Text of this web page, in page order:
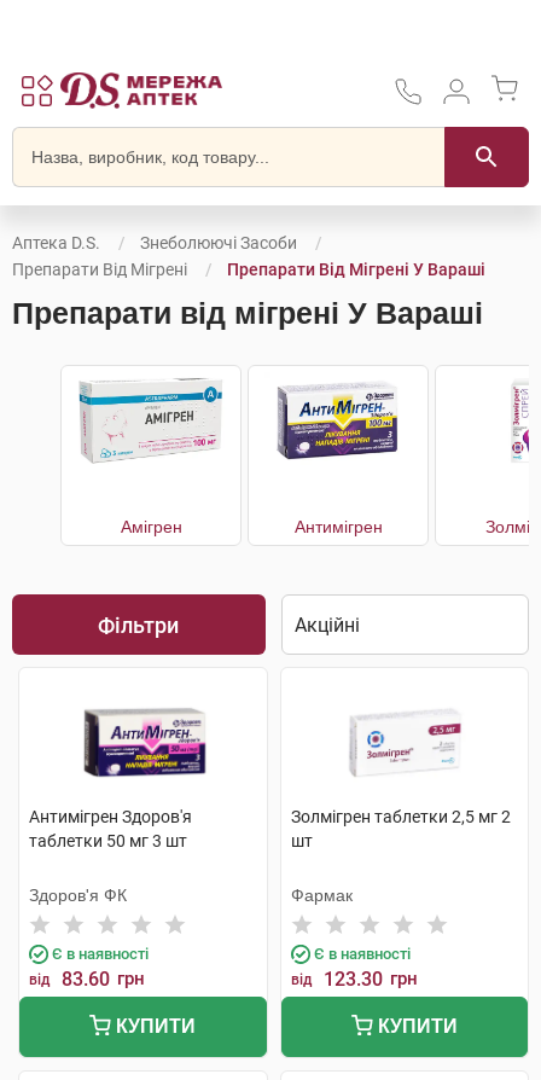
Аптека D.S.
Знеболюючі Засоби
Препарати Від Мігрені
Препарати Від Мігрені У Вараші
Препарати від мігрені У Вараші
Амігрен Антимігрен
Фільтри
Антимігрен Здоров'я
таблетки 50 мг 3 шт
Здоров'я ФК
Є в наявності
від 83.60 грн
КУПИТИ
Золмігрен таблетки 2,5 мг 2
шт
Фармак
Є в наявності
від 123.30 грн
КУПИТИ